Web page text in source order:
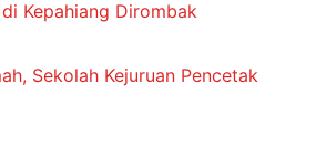
Kepahiang Dirombak
Sekolah Kejuruan Pencetak